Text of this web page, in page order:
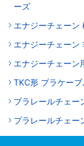
ーズ
エナジーチェーン
エナジーチェーン
エナジーチェーン
TKC形 プラケー
プラレールチェー
プラレールチェー